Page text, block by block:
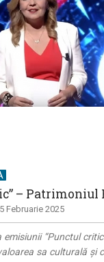
– Patrimoniul
Februarie 2025
“Punctul
sa culturală și